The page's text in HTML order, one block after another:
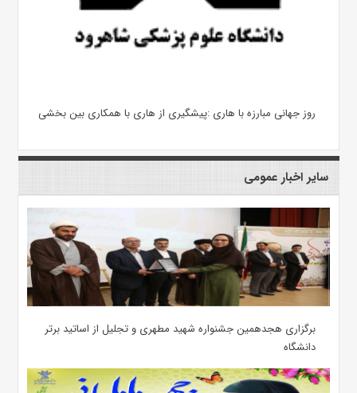
روز جهانی مبارزه با هاری :پیشگیری از هاری با همکاری بین بخشی
سایر اخبار عمومی
برگزاری هجدهمین جشنواره شهید مطهری و تجلیل از اساتید برتر
دانشگاه